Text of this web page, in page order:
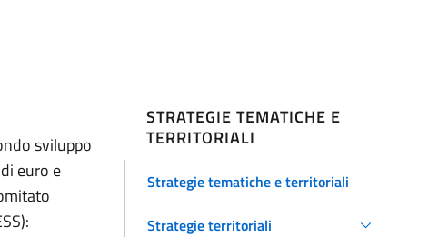
sviluppo
euro e
STRATEGIE TEMATICHE E
TERRITORIALI
Strategie tematiche e territoriali
Strategie territoriali